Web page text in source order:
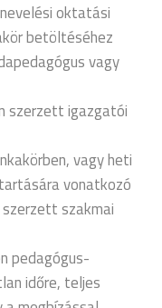
oktatási
betöltéséhez
vagy
szerzett igazgatói
vagy heti
vonatkozó
szakmai
pedagógus-
időre, teljes